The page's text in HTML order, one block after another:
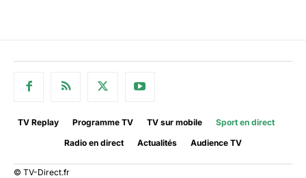
TV Replay Programme TV TV sur mobile
Sport en direct
Radio en direct
Actualités Audience TV
© TV-Direct.fr